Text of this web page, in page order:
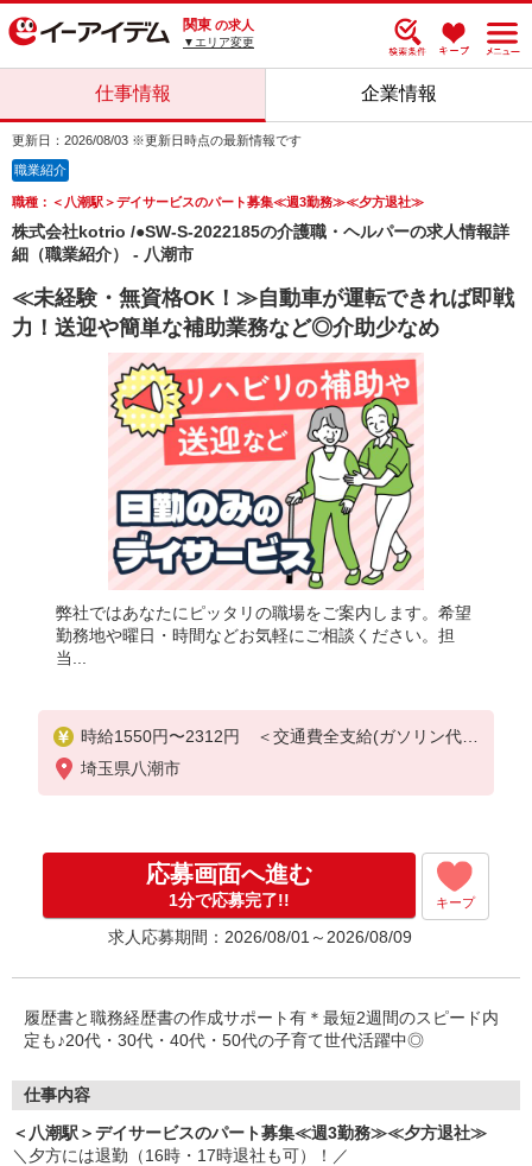
関東 の求人
▼エリア変更
仕事情報 企業情報
更新日：2026/08/03 ※更新日時点の最新情報です
職業紹介
職種：＜八潮駅＞デイサービスのパート募集≪週3勤務≫≪夕方退社≫
株式会社kotrio /●SW-S-2022185の介護職・ヘルパーの求人情報詳
細（職業紹介） - 八潮市
≪未経験・無資格OK！≫自動車が運転できれば即戦
力！送迎や簡単な補助業務など◎介助少なめ
弊社ではあなたにピッタリの職場をご案内します。希望
勤務地や曜日・時間などお気軽にご相談ください。担
当...
時給1550円〜2312円 ＜交通費全支給(ガソリン代含
む)＞
埼玉県八潮市
応募画面へ進む
1分で応募完了!! キープ
求人応募期間：2026/08/01～2026/08/09
履歴書と職務経歴書の作成サポート有＊最短2週間のスピード内
定も♪20代・30代・40代・50代の子育て世代活躍中◎
仕事内容
＜八潮駅＞デイサービスのパート募集≪週3勤務≫≪夕方退社≫
＼夕方には退勤（16時・17時退社も可）！／